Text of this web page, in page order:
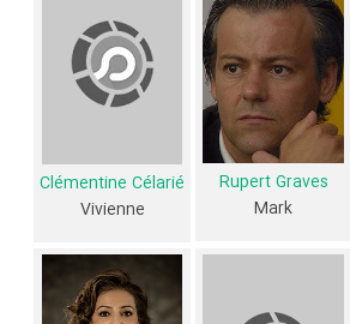
تیم رسانه‌ای اثر و یا توسط دیگر رسانه‌ها درباره
داستان Room to Rent منتشر شده است، می‌خوانیم: «علی یک فیلمنامه
مصمم است در لندن موفق شود، جایی که او
هنری و سیاسی، رنگ، موسیقی، فردگرایی را
دارد، ویزای دانشجویی او به پایان رسیده است و
لندن می رود: مارک، یک عکاس با سبک بسیار فردی،
بسیار جذاب و مریلین مونرو، و خانم استیونسون
Rupert Graves
Mark
Clémentine Célarié
Vivienne